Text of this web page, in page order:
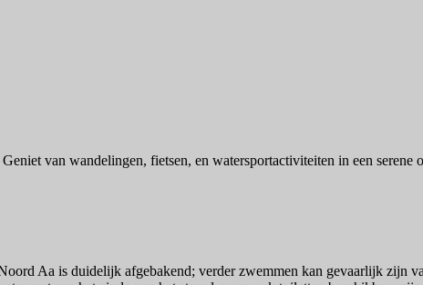
Aa is duidelijk afgebakend; verder zwemmen kan gevaarlijk zijn